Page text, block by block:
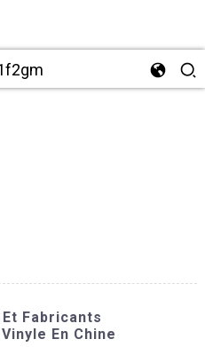
Fabricants
En Chine